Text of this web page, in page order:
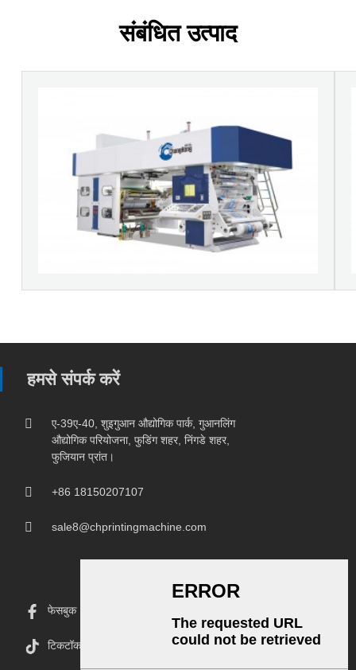
संबंधित उत्पाद
हमसे संपर्क करें
ए-39ए-40, शुइगुआन औद्योगिक पार्क, गुआनलिंग
औद्योगिक परियोजना, फुडिंग शहर, निंगडे शहर,
फुजियान प्रांत।
+86 18150207107
sale8@chprintingmachine.com
फेसबुक
टिकटॉक